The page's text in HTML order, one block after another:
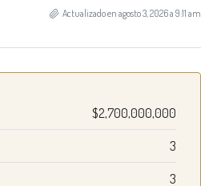
Actualizado en agosto 3, 2026 a 9:11 am
$2,700,000,000
3
3